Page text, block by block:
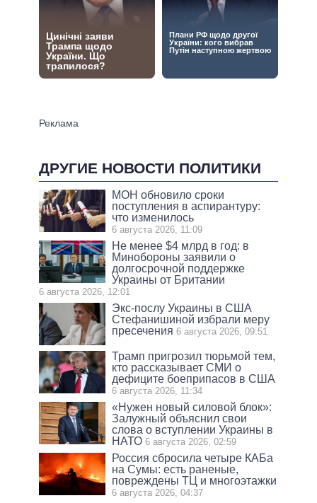
ДРУГИЕ НОВОСТИ ПОЛИТИКИ
МОН обновило сроки
поступления в аспирантуру:
что изменилось
6 августа 2026, 11:09
Не менее $4 млрд в год: в
Минобороны заявили о
долгосрочной поддержке
Украины от Британии
6 августа 2026, 12:01
Экс-послу Украины в США
Стефанишиной избрали меру
пресечения 6 августа 2026, 09:51
Трамп пригрозил тюрьмой тем,
кто рассказывает СМИ о
дефиците боеприпасов в США
6 августа 2026, 11:34
«Нужен новый силовой блок»:
Залужный объяснил свои
слова о вступлении Украины в
НАТО 6 августа 2026, 02:59
Россия сбросила четыре КАБа
на Сумы: есть раненые,
повреждены ТЦ и многоэтажки
6 августа 2026, 04:37